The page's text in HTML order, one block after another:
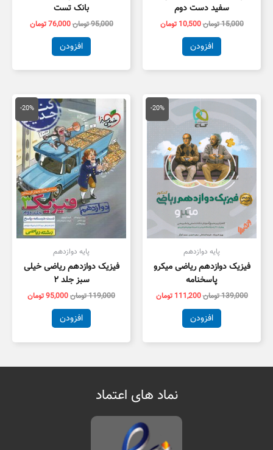
سفید دست دوم
15,000تومان10,500 تومان
افزودن
بانک تست
95,000تومان76,000تومان
افزودن
-20%
پایه دوازدهم
فیزیک دوازدهم ریاضی میکرو
پاسخنامه
139,000تومان
قیمت
اصلی
139,000 تومان
بود.
111,200 تومان
قیمت
فعلی
111,200 تومان
افزودن
-20%
پایه دوازدهم
فیزیک دوازدهم ریاضی خیلی
سبز جلد ۲
119,000تومان
قیمت
اصلی
119,000 تومان
بود.
95,000تومان
قیمت
فعلی
است.
افزودن
نماد های اعتماد